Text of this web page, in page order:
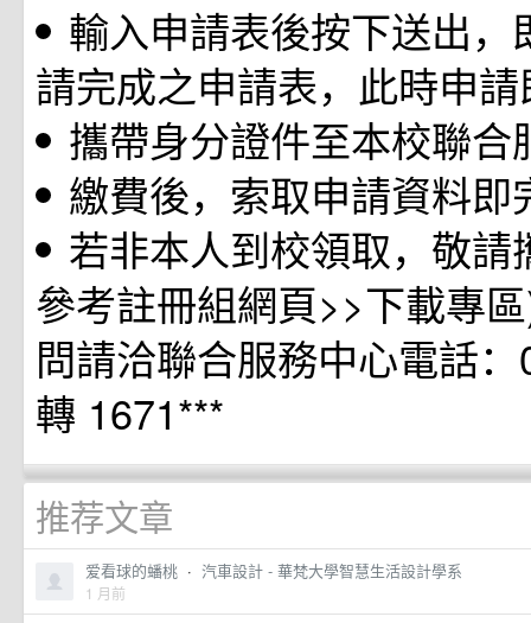
輸入申請表後按下送出，
請完成之申請表，此時申
攜帶身分證件至本校聯合
繳費後，索取申請資料即
若非本人到校領取，敬請
參考註冊組網頁>>下載專
問請洽聯合服務中心電話
轉 1671***
推荐文章
爱看球的蟠桃 · 汽車設計 - 華梵大學智慧生活設計學系
1 月前